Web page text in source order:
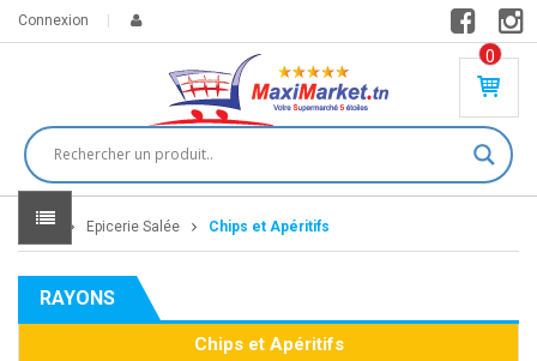
Connexion
0
PR
DU
IT(
S)
DT
Home Epicerie Salée Chips et Apéritifs
RAYONS
Chips et Apéritifs